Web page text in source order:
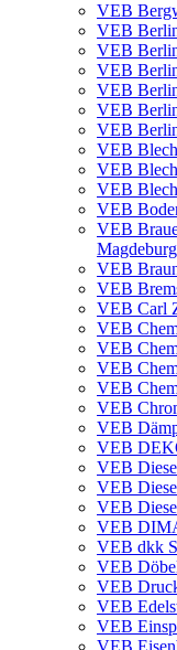
VEB
VEB
VEB
VEB
VEB
VEB
VEB
VEB
VEB
VEB
VEB
VEB
Magdeburg
VEB
VEB
VEB Carl
VEB
VEB
VEB
VEB
VEB
VEB
VEB
VEB
VEB
VEB
VEB
VEB dkk
VEB
VEB
VEB
VEB
VEB